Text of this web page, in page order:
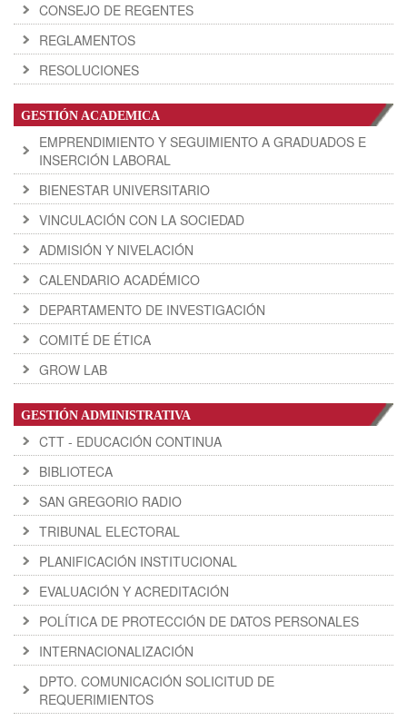
CONSEJO DE REGENTES
REGLAMENTOS
RESOLUCIONES
GESTIÓN ACADEMICA
EMPRENDIMIENTO Y SEGUIMIENTO A GRADUADOS E
INSERCIÓN LABORAL
BIENESTAR UNIVERSITARIO
VINCULACIÓN CON LA SOCIEDAD
ADMISIÓN Y NIVELACIÓN
CALENDARIO ACADÉMICO
DEPARTAMENTO DE INVESTIGACIÓN
COMITÉ DE ÉTICA
GROW LAB
GESTIÓN ADMINISTRATIVA
CTT - EDUCACIÓN CONTINUA
BIBLIOTECA
SAN GREGORIO RADIO
TRIBUNAL ELECTORAL
PLANIFICACIÓN INSTITUCIONAL
EVALUACIÓN Y ACREDITACIÓN
POLÍTICA DE PROTECCIÓN DE DATOS PERSONALES
INTERNACIONALIZACIÓN
DPTO. COMUNICACIÓN SOLICITUD DE
REQUERIMIENTOS